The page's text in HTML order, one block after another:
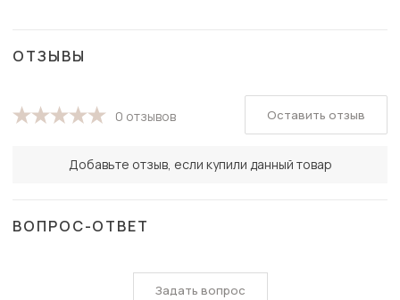
ОТЗЫВЫ
0 отзывов
Добавьте отзыв, если купили данный товар
Оставить отзыв
ВОПРОС-ОТВЕТ
Задать вопрос